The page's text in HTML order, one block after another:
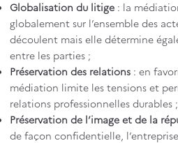
Globalisation du litige : la
globalement sur l’ensemble des
découlent mais elle détermine
entre les parties ;
Préservation des relations : en
médiation limite les tensions et
relations professionnelles durables ;
Préservation de l’image et de la
de façon confidentielle,